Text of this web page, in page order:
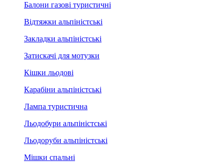
Балони газові туристичні
Відтяжки альпіністські
Закладки альпіністські
Затискачі для мотузки
Кішки льодові
Карабіни альпіністські
Лампа туристична
Льодобури альпіністські
Льодоруби альпіністські
Мішки спальні